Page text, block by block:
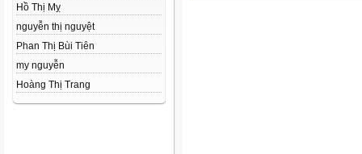
Hồ Thị Mỵ
nguyễn thị nguyệt
Phan Thị Bùi Tiên
my nguyễn
Hoàng Thị Trang